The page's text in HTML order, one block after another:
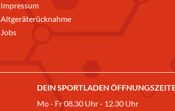
Impressum
Altgeräterücknahme
Jobs
DEIN SPORTLADEN
Mo - Fr 08.30 Uhr - 12.30 Uhr